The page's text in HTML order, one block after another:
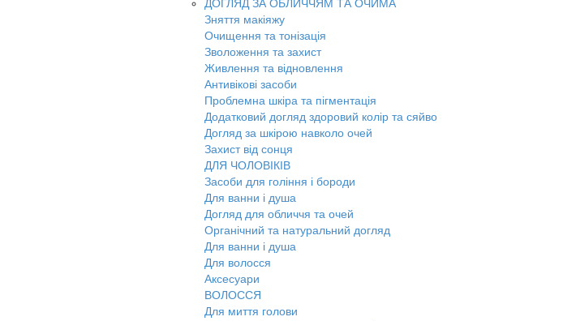
ДОГЛЯД ЗА ОБЛИЧЧЯМ ТА ОЧИМА
Зняття макіяжу
Очищення та тонізація
Зволоження та захист
Живлення та відновлення
Антивікові засоби
Проблемна шкіра та пігментація
Додатковий догляд здоровий колір та сяйво
Догляд за шкірою навколо очей
Захист від сонця
ДЛЯ ЧОЛОВІКІВ
Засоби для гоління і бороди
Для ванни і душа
Догляд для обличчя та очей
Органічний та натуральний догляд
Для ванни і душа
Для волосся
Аксесуари
ВОЛОССЯ
Для миття голови